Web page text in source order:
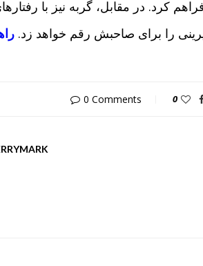
کرد. در مقابل، گربه نیز با
را برای صاحبش رقم خواهد زد.
0 Comments 0